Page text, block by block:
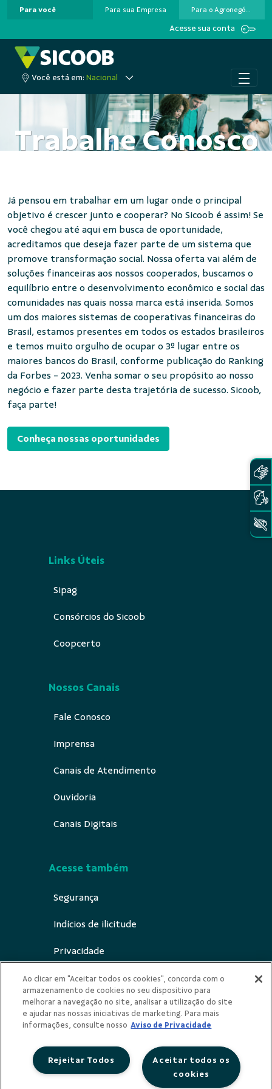
Pular para o Conteúdo principal
Para você Para sua Empresa Para o Agronegócio
Acesse sua conta
Você está em: Nacional
Trabalhe Conosco
Já pensou em trabalhar em um lugar onde o principal
objetivo é crescer junto e cooperar? No Sicoob é assim! Se
você chegou até aqui em busca de oportunidade,
acreditamos que deseja fazer parte de um sistema que
promove transformação social. Nossa oferta vai além de
soluções financeiras aos nossos cooperados, buscamos o
equilíbrio entre o desenvolvimento econômico e social das
comunidades nas quais nossa marca está inserida. Somos
um dos maiores sistemas de cooperativas financeiras do
Brasil, estamos presentes em todos os estados brasileiros
e temos muito orgulho de ocupar o 3º lugar entre os
maiores bancos do Brasil, conforme publicação do Ranking
da Forbes - 2023. Venha somar o seu propósito ao nosso
negócio e fazer parte desta trajetória de sucesso. Sicoob,
faça parte!
Conheça nossas oportunidades
Links Úteis
Sipag
Consórcios do Sicoob
Coopcerto
Nossos Canais
Fale Conosco
Imprensa
Canais de Atendimento
Ouvidoria
Canais Digitais
Acesse também
Segurança
Indícios de ilicitude
Privacidade
Canal de notificação ECA Digital
Ao clicar em "Aceitar todos os cookies", concorda com o
armazenamento de cookies no seu dispositivo para
melhorar a navegação no site, analisar a utilização do site
e ajudar nas nossas iniciativas de marketing. Para mais
informações, consulte nosso Aviso de Privacidade
Aceitar todos os
cookies
Rejeitar Todos